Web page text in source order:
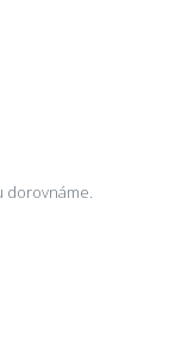
dorovnáme.